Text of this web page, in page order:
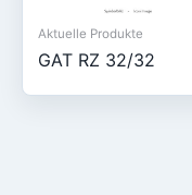
Aktuelle Produkte
GAT RZ 32/32